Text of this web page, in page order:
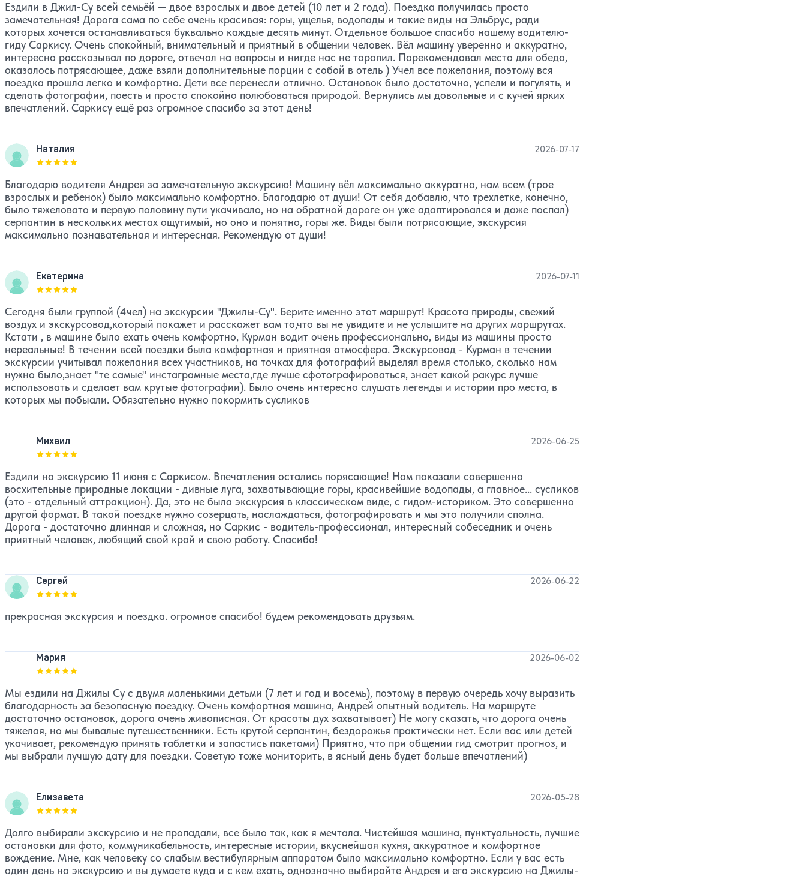
Ездили в Джил-Су всей семьёй — двое взрослых и двое детей (10 лет и 2 года). Поездка получилась просто
замечательная! Дорога сама по себе очень красивая: горы, ущелья, водопады и такие виды на Эльбрус, ради
которых хочется останавливаться буквально каждые десять минут. Отдельное большое спасибо нашему водителю-
гиду Саркису. Очень спокойный, внимательный и приятный в общении человек. Вёл машину уверенно и аккуратно,
интересно рассказывал по дороге, отвечал на вопросы и нигде нас не торопил. Порекомендовал место для обеда,
оказалось потрясающее, даже взяли дополнительные порции с собой в отель ) Учел все пожелания, поэтому вся
поездка прошла легко и комфортно. Дети все перенесли отлично. Остановок было достаточно, успели и погулять, и
сделать фотографии, поесть и просто спокойно полюбоваться природой. Вернулись мы довольные и с кучей ярких
впечатлений. Саркису ещё раз огромное спасибо за этот день!
Наталия
Оценка, количество звезд:
2026-07-17
Благодарю водителя Андрея за замечательную экскурсию! Машину вёл максимально аккуратно, нам всем (трое
взрослых и ребенок) было максимально комфортно. Благодарю от души! От себя добавлю, что трехлетке, конечно,
было тяжеловато и первую половину пути укачивало, но на обратной дороге он уже адаптировался и даже поспал)
серпантин в нескольких местах ощутимый, но оно и понятно, горы же. Виды были потрясающие, экскурсия
максимально познавательная и интересная. Рекомендую от души!
Екатерина
Оценка, количество звезд:
2026-07-11
Сегодня были группой (4чел) на экскурсии "Джилы-Су". Берите именно этот маршрут! Красота природы, свежий
воздух и экскурсовод,который покажет и расскажет вам то,что вы не увидите и не услышите на других маршрутах.
Кстати , в машине было ехать очень комфортно, Курман водит очень профессионально, виды из машины просто
нереальные! В течении всей поездки была комфортная и приятная атмосфера. Экскурсовод - Курман в течении
экскурсии учитывал пожелания всех участников, на точках для фотографий выделял время столько, сколько нам
нужно было,знает "те самые" инстаграмные места,где лучше сфотографироваться, знает какой ракурс лучше
использовать и сделает вам крутые фотографии). Было очень интересно слушать легенды и истории про места, в
которых мы побыали. Обязательно нужно покормить сусликов
Михаил
Оценка, количество звезд:
2026-06-25
Ездили на экскурсию 11 июня с Саркисом. Впечатления остались порясающие! Нам показали совершенно
восхительные природные локации - дивные луга, захватывающие горы, красивейшие водопады, а главное... сусликов
(это - отдельный аттракцион). Да, это не была экскурсия в классическом виде, с гидом-историком. Это совершенно
другой формат. В такой поездке нужно созерцать, наслаждаться, фотографировать и мы это получили сполна.
Дорога - достаточно длинная и сложная, но Саркис - водитель-профессионал, интересный собеседник и очень
приятный человек, любящий свой край и свою работу. Спасибо!
Сергей
Оценка, количество звезд:
2026-06-22
прекрасная экскурсия и поездка. огромное спасибо! будем рекомендовать друзьям.
Мария
Оценка, количество звезд:
2026-06-02
Мы ездили на Джилы Су с двумя маленькими детьми (7 лет и год и восемь), поэтому в первую очередь хочу выразить
благодарность за безопасную поездку. Очень комфортная машина, Андрей опытный водитель. На маршруте
достаточно остановок, дорога очень живописная. От красоты дух захватывает) Не могу сказать, что дорога очень
тяжелая, но мы бывалые путешественники. Есть крутой серпантин, бездорожья практически нет. Если вас или детей
укачивает, рекомендую принять таблетки и запастись пакетами) Приятно, что при общении гид смотрит прогноз, и
мы выбрали лучшую дату для поездки. Советую тоже мониторить, в ясный день будет больше впечатлений)
Елизавета
Оценка, количество звезд:
2026-05-28
Долго выбирали экскурсию и не пропадали, все было так, как я мечтала. Чистейшая машина, пунктуальность, лучшие
остановки для фото, коммуникабельность, интересные истории, вкуснейшая кухня, аккуратное и комфортное
вождение. Мне, как человеку со слабым вестибулярным аппаратом было максимально комфортно. Если у вас есть
один день на экскурсию и вы думаете куда и с кем ехать, однозначно выбирайте Андрея и его экскурсию на Джилы-